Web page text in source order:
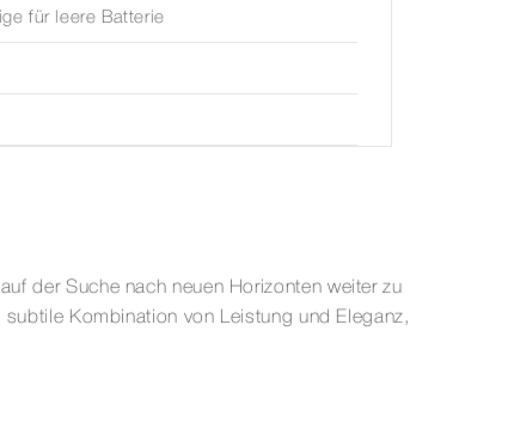
für leere Batterie
der Suche nach neuen Horizonten weiter zu
Kombination von Leistung und Eleganz,